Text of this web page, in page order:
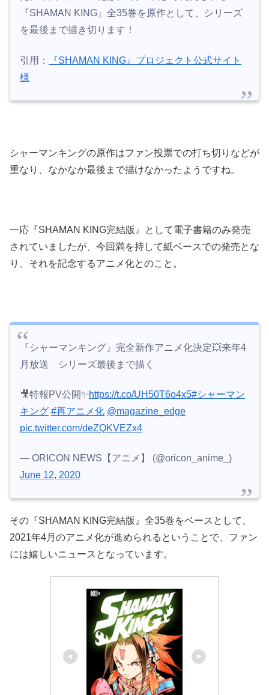
『SHAMAN KING』全35巻を原作として、シリーズ
を最後まで描き切ります！
引用：
『SHAMAN KING』プロジェクト公式サイト
様
シャーマンキングの原作はファン投票での打ち切りなどが
重なり、なかなか最後まで描けなかったようですね。
一応『SHAMAN KING完結版』として電子書籍のみ発売
されていましたが、今回満を持して紙ベースでの発売とな
り、それを記念するアニメ化とのこと。
『シャーマンキング』完全新作アニメ化決定💥来年4
月放送 シリーズ最後まで描く
🎥特報PV公開✨https://t.co/UH50T6o4x5#シャーマン
キング #再アニメ化 @magazine_edge
pic.twitter.com/deZQKVEZx4
— ORICON NEWS【アニメ】 (@oricon_anime_)
June 12, 2020
その『SHAMAN KING完結版』全35巻をベースとして、
2021年4月のアニメ化が進められるということで、ファン
には嬉しいニュースとなっています。